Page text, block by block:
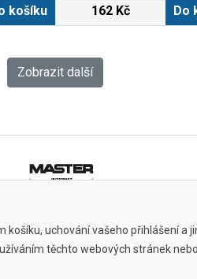
košíku 162 Kč Do
Zobrazit další
uchování vašeho přihlášení a
těchto webových stránek